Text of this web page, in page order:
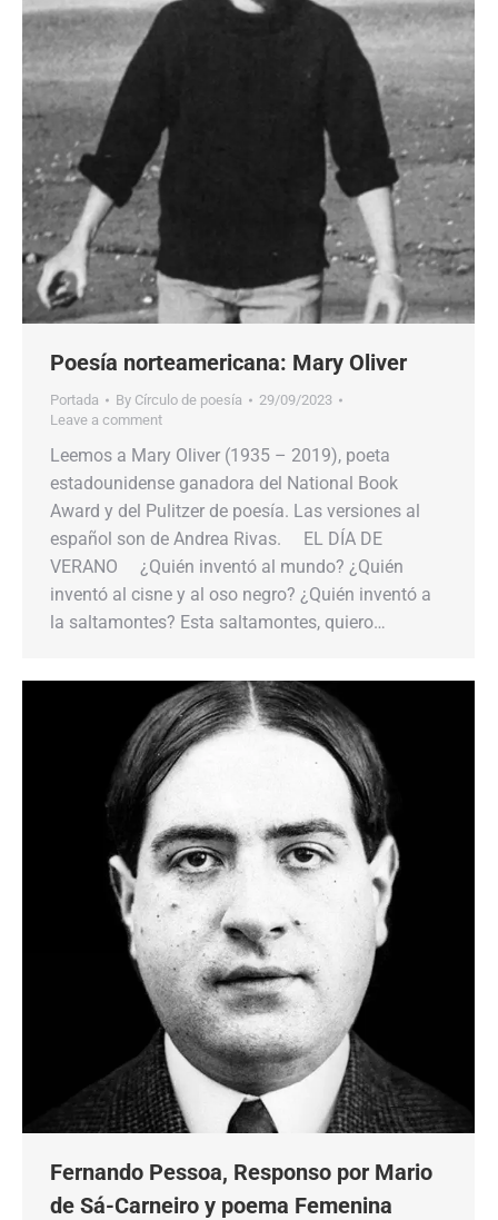
Poesía norteamericana: Mary Oliver
Portada By Círculo de poesía
29/09/2023
Leave a comment
Leemos a Mary Oliver (1935 – 2019), poeta
estadounidense ganadora del National Book
Award y del Pulitzer de poesía. Las versiones al
español son de Andrea Rivas. EL DÍA DE
VERANO ¿Quién inventó al mundo? ¿Quién
inventó al cisne y al oso negro? ¿Quién inventó a
la saltamontes? Esta saltamontes, quiero…
Fernando Pessoa, Responso por Mario
de Sá-Carneiro y poema Femenina